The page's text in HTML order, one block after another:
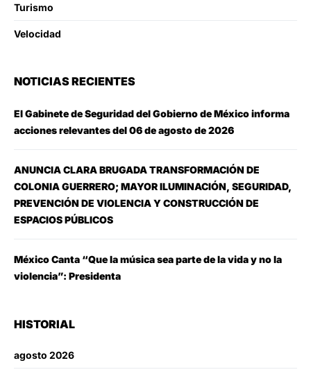
Turismo
Velocidad
NOTICIAS RECIENTES
El Gabinete de Seguridad del Gobierno de México informa
acciones relevantes del 06 de agosto de 2026
ANUNCIA CLARA BRUGADA TRANSFORMACIÓN DE
COLONIA GUERRERO; MAYOR ILUMINACIÓN, SEGURIDAD,
PREVENCIÓN DE VIOLENCIA Y CONSTRUCCIÓN DE
ESPACIOS PÚBLICOS
México Canta “Que la música sea parte de la vida y no la
violencia”: Presidenta
HISTORIAL
agosto 2026